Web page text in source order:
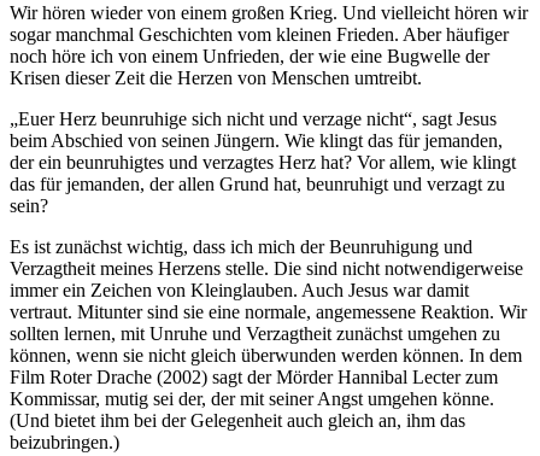
Wir hören wieder von einem großen Krieg. Und vielleicht hören wir
sogar manchmal Geschichten vom kleinen Frieden. Aber häufiger
noch höre ich von einem Unfrieden, der wie eine Bugwelle der
Krisen dieser Zeit die Herzen von Menschen umtreibt.
„Euer Herz beunruhige sich nicht und verzage nicht“, sagt Jesus
beim Abschied von seinen Jüngern. Wie klingt das für jemanden,
der ein beunruhigtes und verzagtes Herz hat? Vor allem, wie klingt
das für jemanden, der allen Grund hat, beunruhigt und verzagt zu
sein?
Es ist zunächst wichtig, dass ich mich der Beunruhigung und
Verzagtheit meines Herzens stelle. Die sind nicht notwendigerweise
immer ein Zeichen von Kleinglauben. Auch Jesus war damit
vertraut. Mitunter sind sie eine normale, angemessene Reaktion. Wir
sollten lernen, mit Unruhe und Verzagtheit zunächst umgehen zu
können, wenn sie nicht gleich überwunden werden können. In dem
Film Roter Drache (2002) sagt der Mörder Hannibal Lecter zum
Kommissar, mutig sei der, der mit seiner Angst umgehen könne.
(Und bietet ihm bei der Gelegenheit auch gleich an, ihm das
beizubringen.)